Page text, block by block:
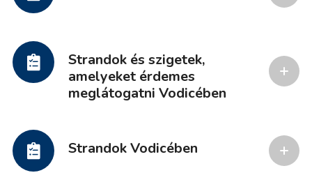
Strandok és szigetek,
amelyeket érdemes
meglátogatni Vodicében
Strandok Vodicében